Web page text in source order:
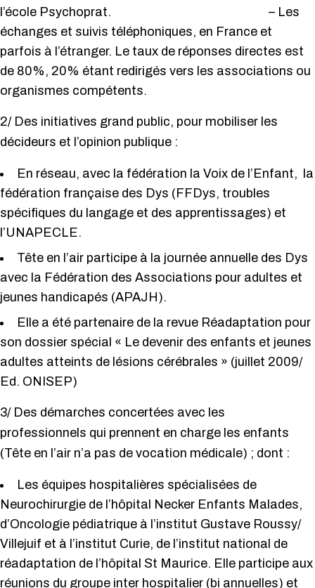
l’école Psychoprat. – Les
échanges et suivis téléphoniques, en France et
parfois à l’étranger. Le taux de réponses directes est
de 80%, 20% étant redirigés vers les associations ou
organismes compétents.
2/ Des initiatives grand public, pour mobiliser les
décideurs et l’opinion publique :
En réseau, avec la fédération la Voix de l’Enfant, la
fédération française des Dys (FFDys, troubles
spécifiques du langage et des apprentissages) et
l’UNAPECLE.
Tête en l’air participe à la journée annuelle des Dys
avec la Fédération des Associations pour adultes et
jeunes handicapés (APAJH).
Elle a été partenaire de la revue Réadaptation pour
son dossier spécial « Le devenir des enfants et jeunes
adultes atteints de lésions cérébrales » (juillet 2009/
Ed. ONISEP)
3/ Des démarches concertées avec les
professionnels qui prennent en charge les enfants
(Tête en l’air n’a pas de vocation médicale) ; dont :
Les équipes hospitalières spécialisées de
Neurochirurgie de l’hôpital Necker Enfants Malades,
d’Oncologie pédiatrique à l’institut Gustave Roussy/
Villejuif et à l’institut Curie, de l’institut national de
réadaptation de l’hôpital St Maurice. Elle participe aux
réunions du groupe inter hospitalier (bi annuelles) et